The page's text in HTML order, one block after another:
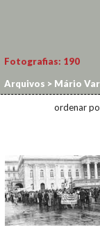
Fotografias: 190
Arquivos > Mário
ordenar